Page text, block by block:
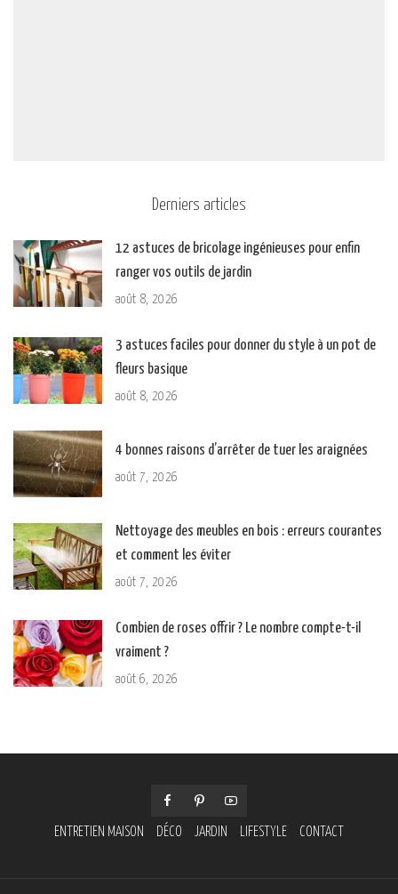
Derniers articles
12 astuces de bricolage ingénieuses pour enfin
ranger vos outils de jardin
août 8, 2026
3 astuces faciles pour donner du style à un pot de
fleurs basique
août 8, 2026
4 bonnes raisons d’arrêter de tuer les araignées
août 7, 2026
Nettoyage des meubles en bois : erreurs courantes
et comment les éviter
août 7, 2026
Combien de roses offrir ? Le nombre compte-t-il
vraiment ?
août 6, 2026
ENTRETIEN MAISON DÉCO JARDIN LIFESTYLE CONTACT